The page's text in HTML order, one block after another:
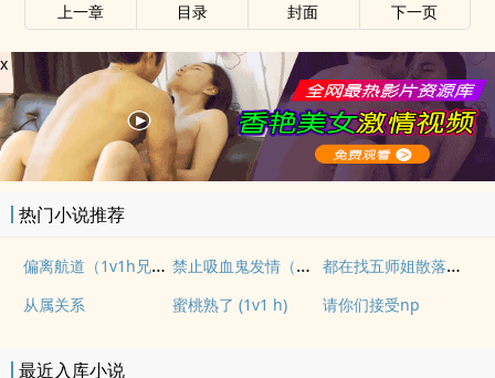
上一章 目录 封面 下一页
x
热门小说推荐
偏离航道（1v1h兄妹骨科bg） 禁止吸血鬼发情（姐狗高H 1v1） 都在找五师姐散落的法宝
从属关系 蜜桃熟了 (1v1 h) 请你们接受np
最近入库小说